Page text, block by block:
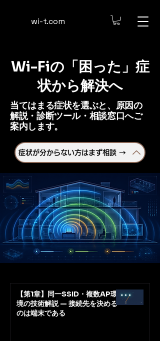
​wi-t.com
Wi-Fiの「困った」症
状から解決へ
当てはまる症状を選ぶと、原因の
解説・診断ツール・相談窓口へご
案内します。
症状が分からない方はまず相談 →
【第1章】同一SSID・複数AP環
境の技術解説 — 接続先を決める
のは端末である